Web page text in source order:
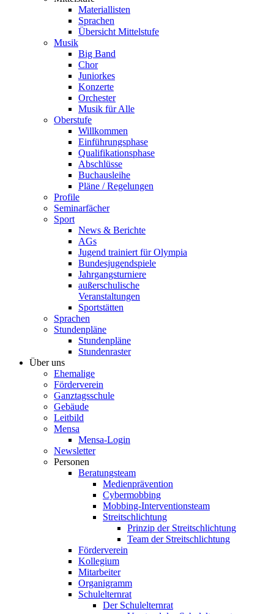
Materiallisten
Sprachen
Übersicht Mittelstufe
Musik
Big Band
Chor
Juniorkes
Konzerte
Orchester
Musik für Alle
Oberstufe
Willkommen
Einführungsphase
Qualifikationsphase
Abschlüsse
Buchausleihe
Pläne / Regelungen
Profile
Seminarfächer
Sport
News & Berichte
AGs
Jugend trainiert für Olympia
Bundesjugendspiele
Jahrgangsturniere
außerschulische
Veranstaltungen
Sportstätten
Sprachen
Stundenpläne
Stundenpläne
Stundenraster
Über uns
Ehemalige
Förderverein
Ganztagsschule
Gebäude
Leitbild
Mensa
Mensa-Login
Newsletter
Personen
Beratungsteam
Medienprävention
Cybermobbing
Mobbing-Interventionsteam
Streitschlichtung
Prinzip der Streitschlichtung
Team der Streitschlichtung
Förderverein
Kollegium
Mitarbeiter
Organigramm
Schulelternrat
Der Schulelternrat